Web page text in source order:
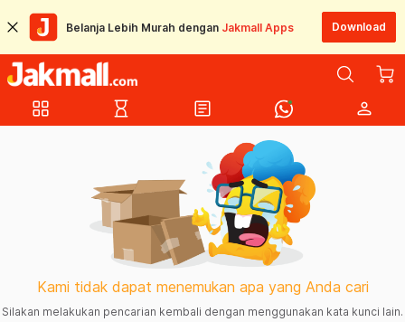
Belanja Lebih Murah dengan Jakmall Apps Download
grid_view hourglass_empty article person
Kami tidak dapat menemukan apa yang Anda cari
Silakan melakukan pencarian kembali dengan menggunakan kata kunci lain.